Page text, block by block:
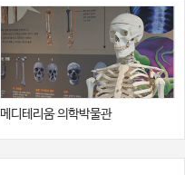
메디테리움 의학박물관